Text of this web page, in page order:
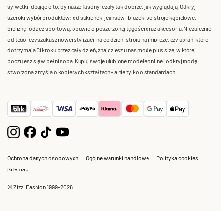
sylwetki, dbając o to, by nasze fasony leżały tak dobrze, jak wyglądają. Odkryj
szeroki wybór produktów: od sukienek, jeansów i bluzek, po stroje kąpielowe,
bieliznę, odzież sportową, obuwie o poszerzonej tęgości oraz akcesoria. Niezależnie
od tego, czy szukasz nowej stylizacji na co dzień, stroju na imprezę, czy ubrań, które
dotrzymają Ci kroku przez cały dzień, znajdziesz u nas modę plus size, w której
poczujesz się w pełni sobą. Kupuj swoje ulubione modele online i odkryj modę
stworzoną z myślą o kobiecych kształtach – a nie tylko o standardach.
Ochrona danych osobowych Ogólne warunki handlowe
Polityka cookies
Sitemap
© Zizzi Fashion 1999-2026